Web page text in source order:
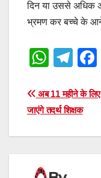
दिन या उससे अधिक
भ्रमण कर बच्चे के
W
at
s
A
p
T
e
gr
a
Post
अब 11 महीने के
जाएंगे तदर्थ शिक्षक